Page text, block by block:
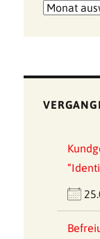
Archiv